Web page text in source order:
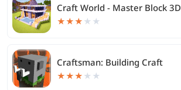
Craft World - Master Block 3D
★★★ ★ ★
Craftsman: Building Craft
★★★ ★ ★